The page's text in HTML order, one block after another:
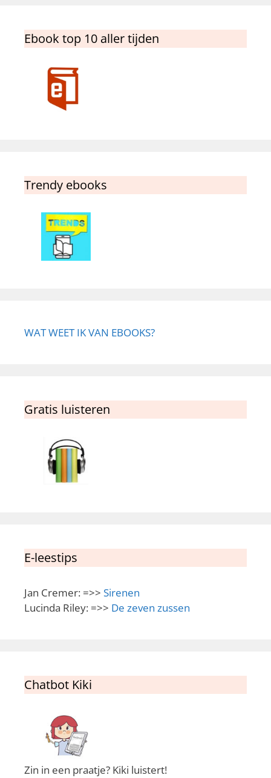
Ebook top 10 aller tijden
Trendy ebooks
WAT WEET IK VAN EBOOKS?
Gratis luisteren
E-leestips
Jan Cremer: =>> Sirenen
Lucinda Riley: =>> De zeven zussen
Chatbot Kiki
Zin in een praatje? Kiki luistert!